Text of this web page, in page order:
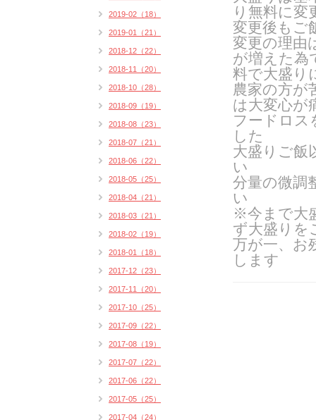
り無料に変
変更後もご
変更の理由
が増えた為
料で大盛り
農家の方が
は大変心が
フードロス
した
大盛りご飯
い
分量の微調
い
※今まで大
ず大盛りを
万が一、お
します
2019-02（18）
2019-01（21）
2018-12（22）
2018-11（20）
2018-10（28）
2018-09（19）
2018-08（23）
2018-07（21）
2018-06（22）
2018-05（25）
2018-04（21）
2018-03（21）
2018-02（19）
2018-01（18）
2017-12（23）
2017-11（20）
2017-10（25）
2017-09（22）
2017-08（19）
2017-07（22）
2017-06（22）
2017-05（25）
2017-04（24）